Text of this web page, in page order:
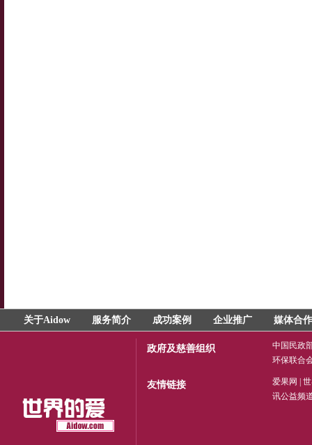
关于Aidow 服务简介 成功案例 企业推广 媒体合作
政府及慈善组织
中国民政
环保联合
友情链接 爱果网
讯公益频